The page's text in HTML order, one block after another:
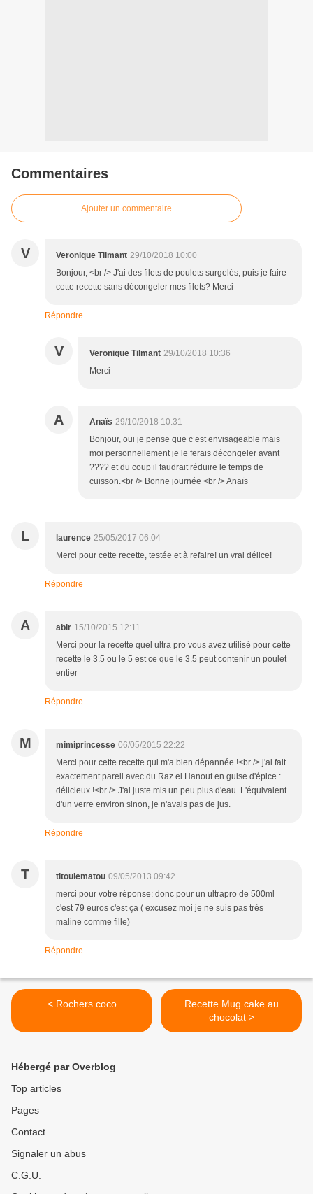
Commentaires
Ajouter un commentaire
V Veronique Tilmant 29/10/2018 10:00
Bonjour, <br /> J'ai des filets de poulets surgelés, puis je faire
cette recette sans décongeler mes filets? Merci
Répondre
V Veronique Tilmant 29/10/2018 10:36
Merci
A Anaïs 29/10/2018 10:31
Bonjour, oui je pense que c’est envisageable mais
moi personnellement je le ferais décongeler avant
???? et du coup il faudrait réduire le temps de
cuisson.<br /> Bonne journée <br /> Anaïs
L laurence 25/05/2017 06:04
Merci pour cette recette, testée et à refaire! un vrai délice!
Répondre
A abir 15/10/2015 12:11
Merci pour la recette quel ultra pro vous avez utilisé pour cette
recette le 3.5 ou le 5 est ce que le 3.5 peut contenir un poulet
entier
Répondre
M mimiprincesse 06/05/2015 22:22
Merci pour cette recette qui m'a bien dépannée !<br /> j'ai fait
exactement pareil avec du Raz el Hanout en guise d'épice :
délicieux !<br /> J'ai juste mis un peu plus d'eau. L'équivalent
d'un verre environ sinon, je n'avais pas de jus.
Répondre
T titoulematou 09/05/2013 09:42
merci pour votre réponse: donc pour un ultrapro de 500ml
c'est 79 euros c'est ça ( excusez moi je ne suis pas très
maline comme fille)
Répondre
< Rochers coco
Recette Mug cake au
chocolat >
Hébergé par Overblog
Top articles
Pages
Contact
Signaler un abus
C.G.U.